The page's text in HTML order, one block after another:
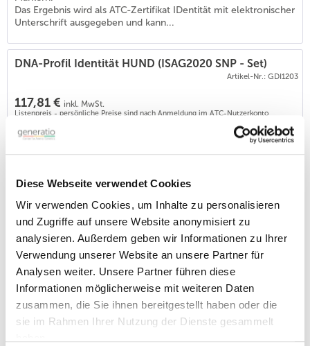
Diese Webseite verwendet Cookies
Wir verwenden Cookies, um Inhalte zu personalisieren
und Zugriffe auf unsere Website anonymisiert zu
analysieren. Außerdem geben wir Informationen zu Ihrer
Verwendung unserer Website an unsere Partner für
Analysen weiter. Unsere Partner führen diese
Informationen möglicherweise mit weiteren Daten
zusammen, die Sie ihnen bereitgestellt haben oder die
sie im Rahmen Ihrer Nutzung der Dienste gesammelt
Das Ergebnis wird als ATC-Zertifikat IDentität mit elektronischer
Unterschrift ausgegeben und kann...
DNA-Profil Identität HUND (ISAG2020 SNP - Set)
Artikel-Nr.: GDI1203
117,81 € inkl. MwSt.
Listenpreis - persönliche Preise sind nach Anmeldung im ATC-Nutzerkonto
Dieses SNP Marker basierte DNA Profil Identität hat dieselbe
Zielsetzung wie die bisher üblichen STR-basierten ID-Profile: -
- Herkunftsnachweis - Basis für Abstammungsbeurteilungen
Analytik, das Ergebnis erhalten Sie als PDF sowie zum Abruf in
der Online-Tierakte
MDR-1 - Arzneimittelunverträglichkeit
Artikel-Nr.: GSD562
46,95 €
Listenpreis - persönliche Preise sind nach Anmeldung im ATC-Nutzerkonto